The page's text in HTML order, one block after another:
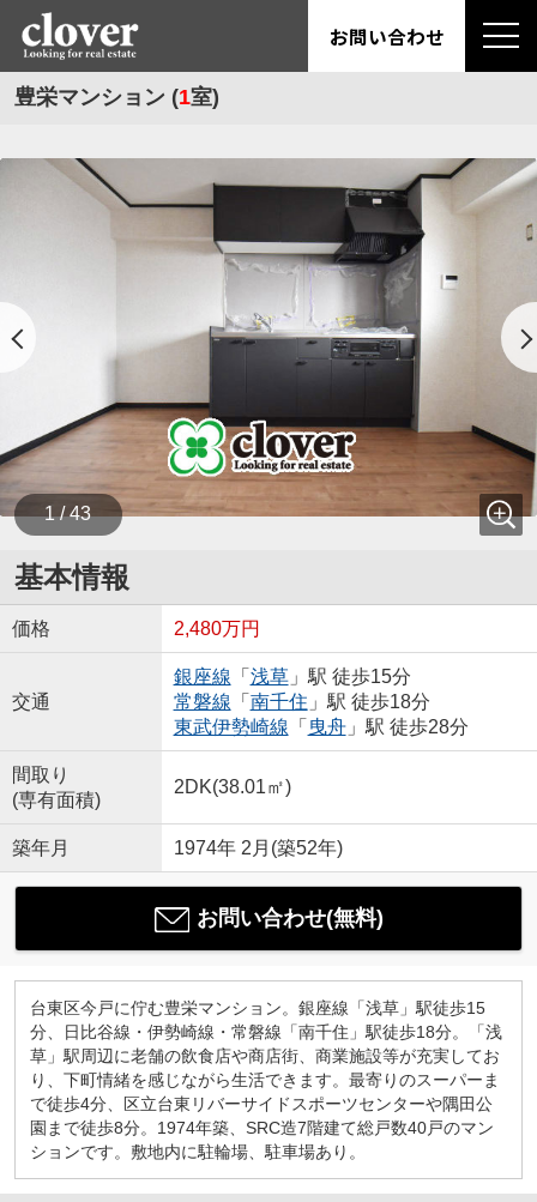
お問い合わせ
豊栄マンション (1室)
1 / 43
基本情報
価格 2,480万円
交通
銀座線 「 浅草」駅 徒歩15分
常磐線 「 南千住 」駅 徒歩18分
東武伊勢崎線 「 曳舟」駅 徒歩28分
間取り
(専有面積)
2DK(38.01㎡)
築年月 1974年 2月(築52年)
お問い合わせ(無料)
台東区今戸に佇む豊栄マンション。銀座線「浅草」駅徒歩15
分、日比谷線・伊勢崎線・常磐線「南千住」駅徒歩18分。「浅
草」駅周辺に老舗の飲食店や商店街、商業施設等が充実してお
り、下町情緒を感じながら生活できます。最寄りのスーパーま
で徒歩4分、区立台東リバーサイドスポーツセンターや隅田公
園まで徒歩8分。1974年築、SRC造7階建て総戸数40戸のマン
ションです。敷地内に駐輪場、駐車場あり。